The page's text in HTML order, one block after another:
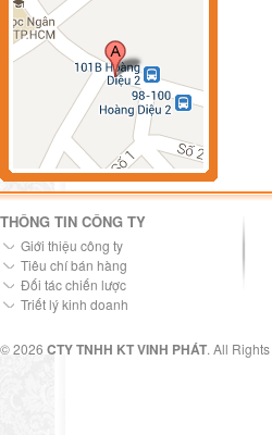
THÔNG TIN CÔNG TY
Giới thiệu công ty
Tiêu chí bán hàng
Đối tác chiến lược
Triết lý kinh doanh
© 2026 CTY TNHH KT VINH PHÁT. All